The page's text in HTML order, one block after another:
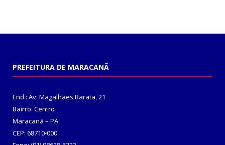
PREFEITURA DE MARACANÃ
End.: Av. Magalhães Barata, 21
Bairro: Centro
Maracanã – PA
CEP: 68710-000